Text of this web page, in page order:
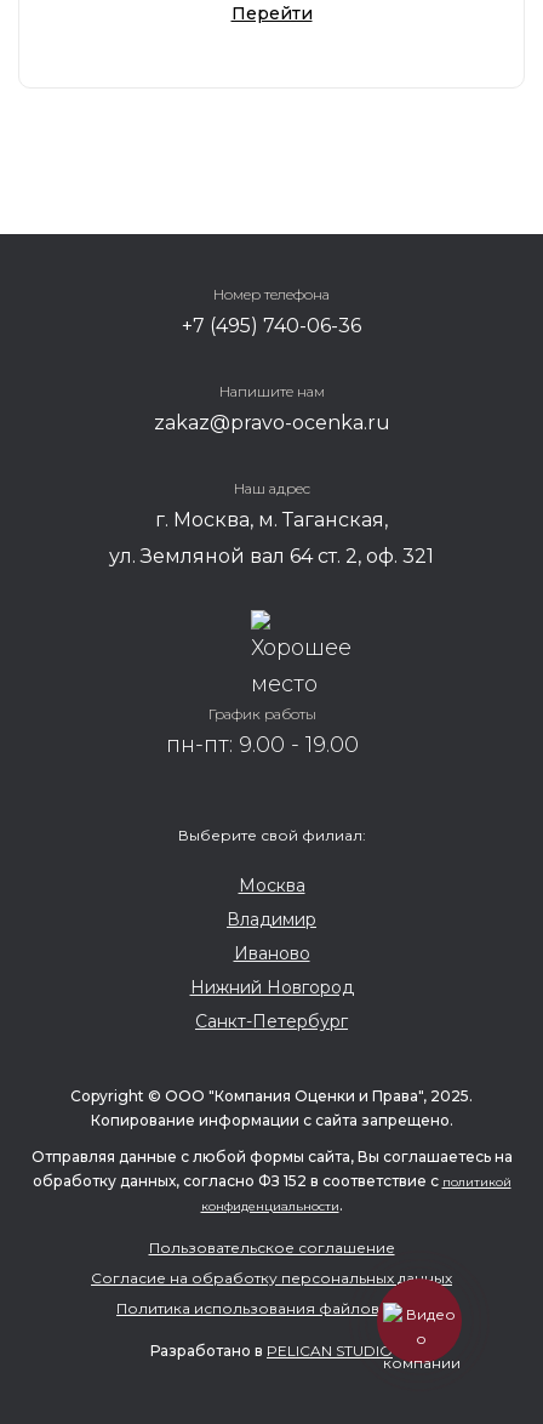
Перейти
Номер телефона
+7 (495) 740-06-36
Напишите нам
zakaz@pravo-ocenka.ru
Наш адрес
г. Москва, м. Таганская,
ул. Земляной вал 64 ст. 2, оф. 321
График работы
пн-пт: 9.00 - 19.00
Выберите свой филиал:
Москва
Владимир
Иваново
Нижний Новгород
Санкт-Петербург
Copyright © ООО "Компания Оценки и Права", 2025.
Копирование информации с сайта запрещено.
Отправляя данные с любой формы сайта, Вы соглашаетесь на
обработку данных, согласно ФЗ 152 в соответствие с политикой
конфиденциальности.
Пользовательское соглашение
Согласие на обработку персональных данных
Политика использования файлов cookie
Разработано в PELICAN STUDIO